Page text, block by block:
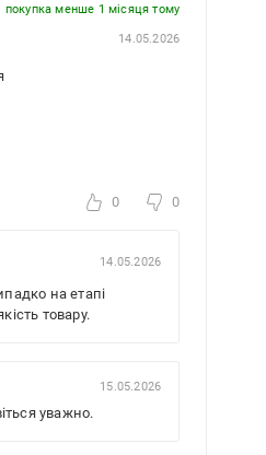
покупка менше 1 місяця томy
14.05.2026
0 0
14.05.2026
на етапі
товару.
15.05.2026
уважно.